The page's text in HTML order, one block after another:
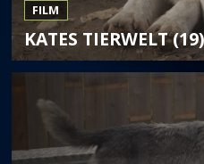
FILM
KATES TIERWELT (19)